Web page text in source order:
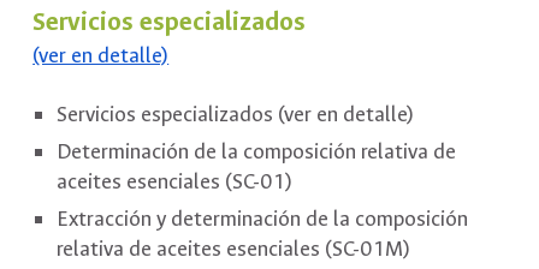
Servicios especializados
(ver en detalle)
Servicios especializados (ver en detalle)
Determinación de la composición relativa de
aceites esenciales (SC-01)
Extracción y determinación de la composición
relativa de aceites esenciales (SC-01M)